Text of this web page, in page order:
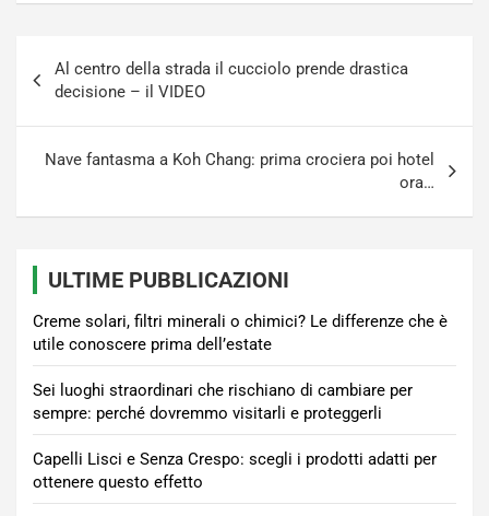
articoli
Al centro della strada il cucciolo prende drastica
decisione – il VIDEO
Nave fantasma a Koh Chang: prima crociera poi hotel
ora…
ULTIME PUBBLICAZIONI
Creme solari, filtri minerali o chimici? Le differenze che è
utile conoscere prima dell’estate
Sei luoghi straordinari che rischiano di cambiare per
sempre: perché dovremmo visitarli e proteggerli
Capelli Lisci e Senza Crespo: scegli i prodotti adatti per
ottenere questo effetto